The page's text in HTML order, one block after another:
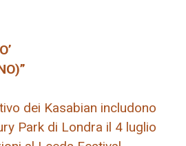
dei Kasabian includono
Park di Londra il 4 luglio